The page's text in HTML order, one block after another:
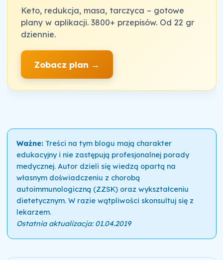
Keto, redukcja, masa, tarczyca – gotowe
plany w aplikacji. 3800+ przepisów. Od 22 gr
dziennie.
Zobacz plan →
Ważne:Treści na tym blogu mają charakter
edukacyjny i nie zastępują profesjonalnej porady
medycznej. Autor dzieli się wiedzą opartą na
własnym doświadczeniu z chorobą
autoimmunologiczną (ZZSK) oraz wykształceniu
dietetycznym. W razie wątpliwości skonsultuj się z
lekarzem.
Ostatnia aktualizacja: 01.04.2019